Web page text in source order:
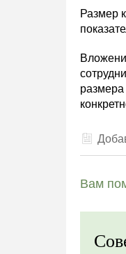
Размер
размера
Вам